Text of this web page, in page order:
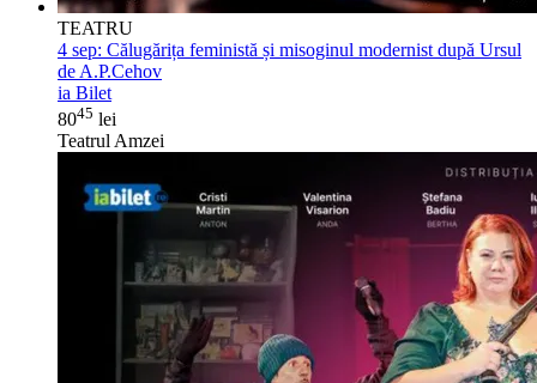
TEATRU
4 sep: Călugărița feministă și misoginul modernist după Ursul
de A.P.Cehov
ia Bilet
8045 lei
Teatrul Amzei